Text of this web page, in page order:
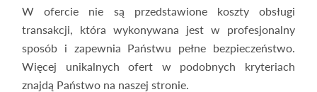
W ofercie nie są przedstawione koszty obsługi
transakcji, która wykonywana jest w profesjonalny
sposób i zapewnia Państwu pełne bezpieczeństwo.
Więcej unikalnych ofert w podobnych kryteriach
znajdą Państwo na naszej stronie.